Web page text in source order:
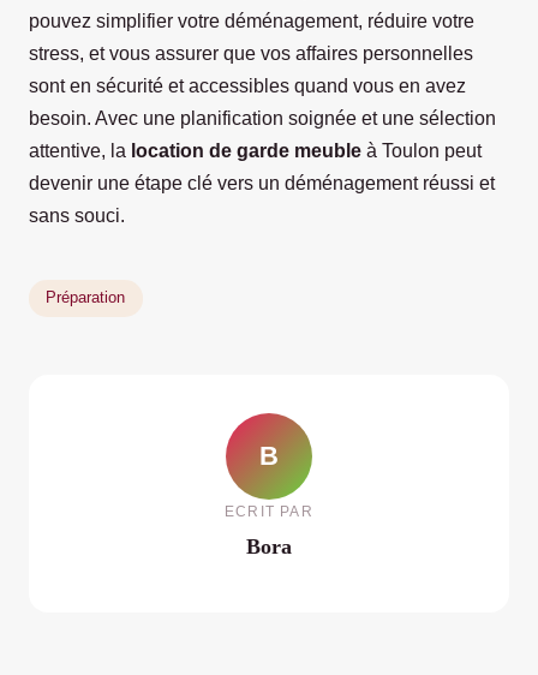
pouvez simplifier votre déménagement, réduire votre
stress, et vous assurer que vos affaires personnelles
sont en sécurité et accessibles quand vous en avez
besoin. Avec une planification soignée et une sélection
attentive, la location de garde meuble à Toulon peut
devenir une étape clé vers un déménagement réussi et
sans souci.
Préparation
B
ECRIT PAR
Bora